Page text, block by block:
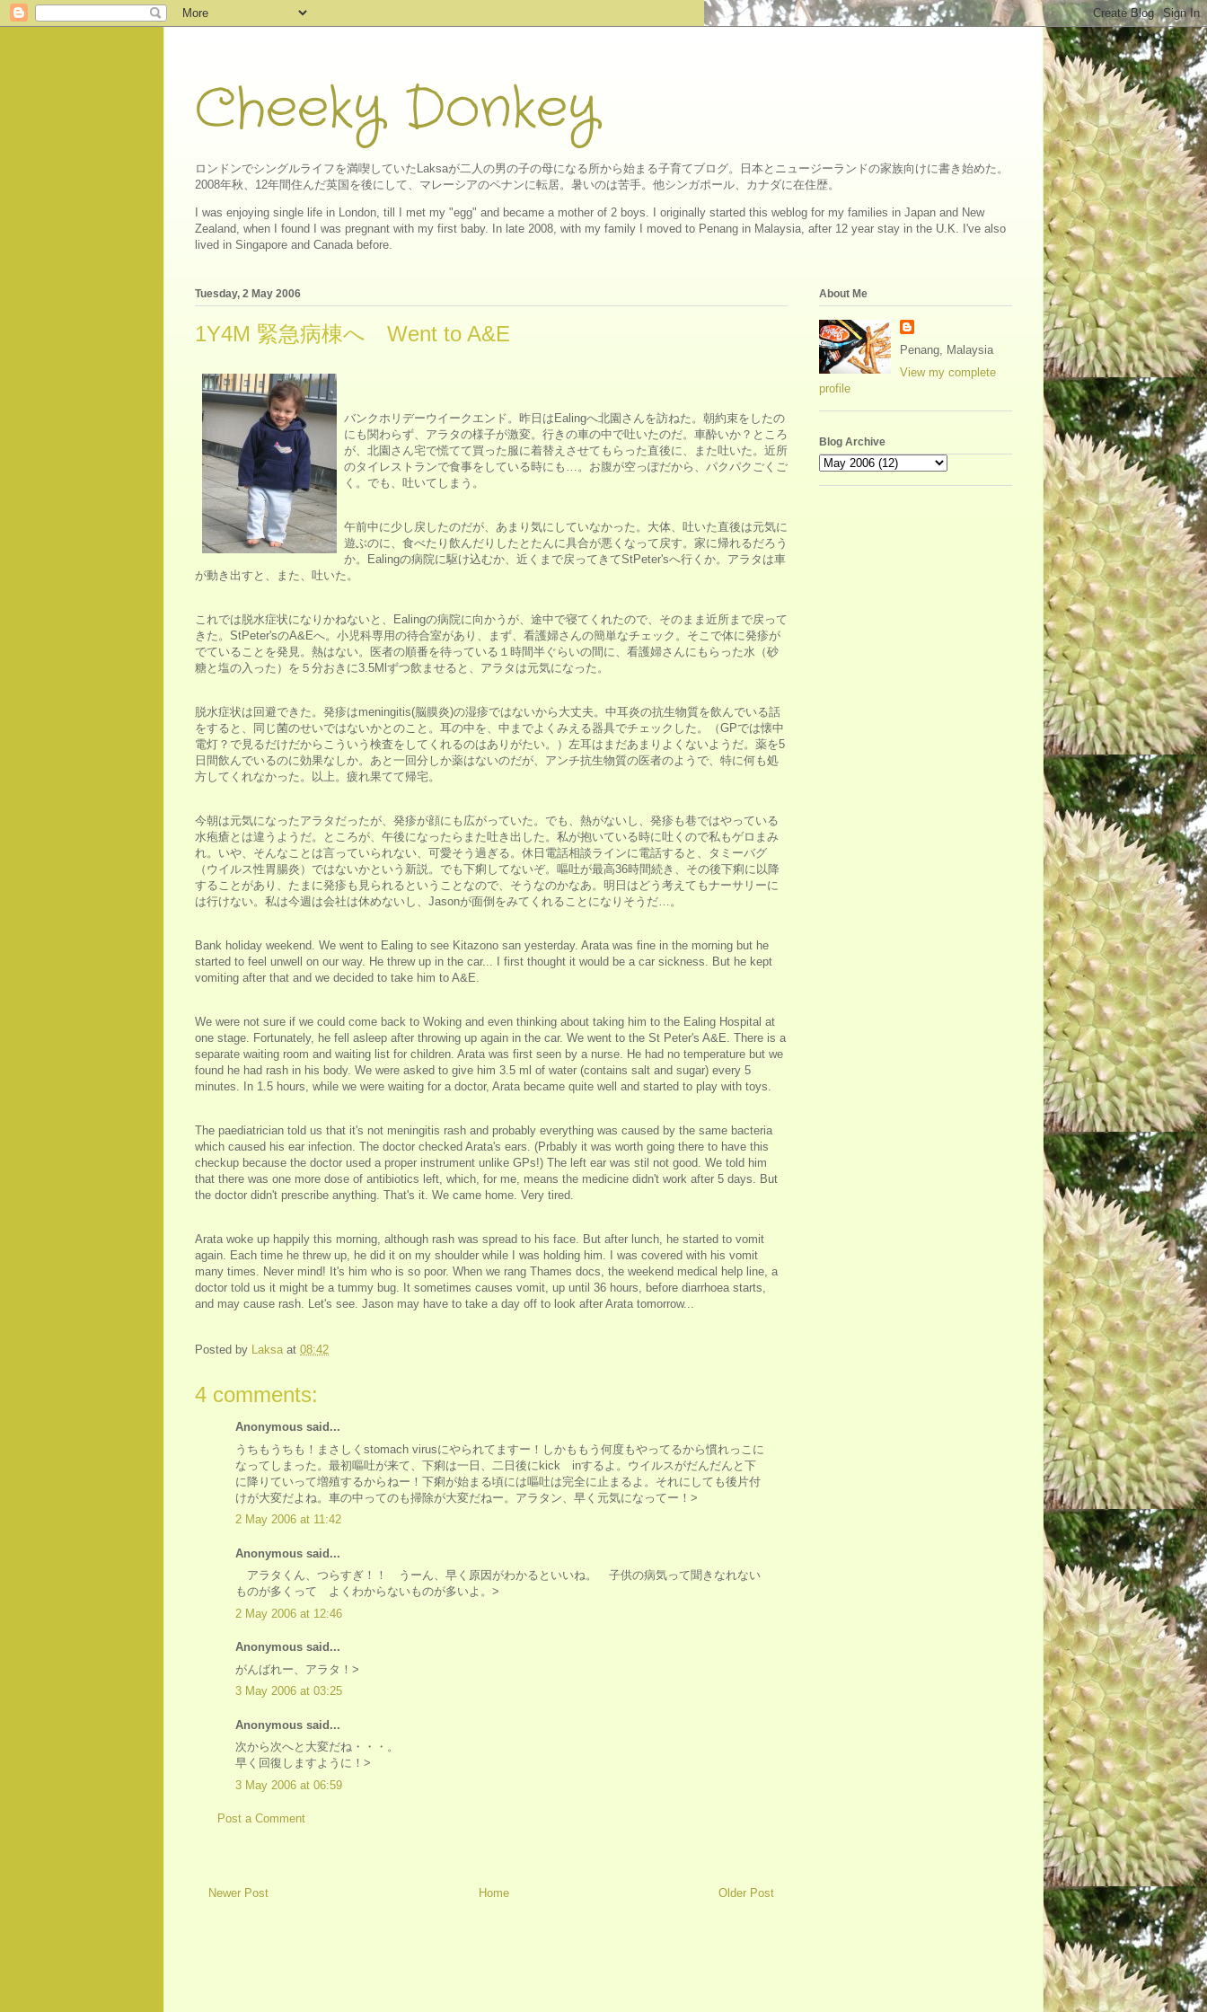
Cheeky Donkey
ロンドンでシングルライフを満喫していたLaksaが二人の男の子の母になる所から始まる子育てブログ。日本とニュージーランドの家族向けに書き始めた。
2008年秋、12年間住んだ英国を後にして、マレーシアのペナンに転居。暑いのは苦手。他シンガポール、カナダに在住歴。
I was enjoying single life in London, till I met my "egg" and became a mother of 2 boys. I originally started this weblog for my families in Japan and New
Zealand, when I found I was pregnant with my first baby. In late 2008, with my family I moved to Penang in Malaysia, after 12 year stay in the U.K. I've also
lived in Singapore and Canada before.
Tuesday, 2 May 2006
1Y4M 緊急病棟へ Went to A&E
バンクホリデーウイークエンド。昨日はEalingへ北園さんを訪ねた。朝約束をしたの
にも関わらず、アラタの様子が激変。行きの車の中で吐いたのだ。車酔いか？ところ
が、北園さん宅で慌てて買った服に着替えさせてもらった直後に、また吐いた。近所
のタイレストランで食事をしている時にも…。お腹が空っぽだから、パクパクごくご
く。でも、吐いてしまう。
午前中に少し戻したのだが、あまり気にしていなかった。大体、吐いた直後は元気に
遊ぶのに、食べたり飲んだりしたとたんに具合が悪くなって戻す。家に帰れるだろう
か。Ealingの病院に駆け込むか、近くまで戻ってきてStPeter'sへ行くか。アラタは車
が動き出すと、また、吐いた。
これでは脱水症状になりかねないと、Ealingの病院に向かうが、途中で寝てくれたので、そのまま近所まで戻って
きた。StPeter'sのA&Eへ。小児科専用の待合室があり、まず、看護婦さんの簡単なチェック。そこで体に発疹が
でていることを発見。熱はない。医者の順番を待っている１時間半ぐらいの間に、看護婦さんにもらった水（砂
糖と塩の入った）を５分おきに3.5Mlずつ飲ませると、アラタは元気になった。
脱水症状は回避できた。発疹はmeningitis(脳膜炎)の湿疹ではないから大丈夫。中耳炎の抗生物質を飲んでいる話
をすると、同じ菌のせいではないかとのこと。耳の中を、中までよくみえる器具でチェックした。（GPでは懐中
電灯？で見るだけだからこういう検査をしてくれるのはありがたい。）左耳はまだあまりよくないようだ。薬を5
日間飲んでいるのに効果なしか。あと一回分しか薬はないのだが、アンチ抗生物質の医者のようで、特に何も処
方してくれなかった。以上。疲れ果てて帰宅。
今朝は元気になったアラタだったが、発疹が顔にも広がっていた。でも、熱がないし、発疹も巷ではやっている
水疱瘡とは違うようだ。ところが、午後になったらまた吐き出した。私が抱いている時に吐くので私もゲロまみ
れ。いや、そんなことは言っていられない、可愛そう過ぎる。休日電話相談ラインに電話すると、タミーバグ
（ウイルス性胃腸炎）ではないかという新説。でも下痢してないぞ。嘔吐が最高36時間続き、その後下痢に以降
することがあり、たまに発疹も見られるということなので、そうなのかなあ。明日はどう考えてもナーサリーに
は行けない。私は今週は会社は休めないし、Jasonが面倒をみてくれることになりそうだ…。
Bank holiday weekend. We went to Ealing to see Kitazono san yesterday. Arata was fine in the morning but he
started to feel unwell on our way. He threw up in the car... I first thought it would be a car sickness. But he kept
vomiting after that and we decided to take him to A&E.
We were not sure if we could come back to Woking and even thinking about taking him to the Ealing Hospital at
one stage. Fortunately, he fell asleep after throwing up again in the car. We went to the St Peter's A&E. There is a
separate waiting room and waiting list for children. Arata was first seen by a nurse. He had no temperature but we
found he had rash in his body. We were asked to give him 3.5 ml of water (contains salt and sugar) every 5
minutes. In 1.5 hours, while we were waiting for a doctor, Arata became quite well and started to play with toys.
The paediatrician told us that it's not meningitis rash and probably everything was caused by the same bacteria
which caused his ear infection. The doctor checked Arata's ears. (Prbably it was worth going there to have this
checkup because the doctor used a proper instrument unlike GPs!) The left ear was stil not good. We told him
that there was one more dose of antibiotics left, which, for me, means the medicine didn't work after 5 days. But
the doctor didn't prescribe anything. That's it. We came home. Very tired.
Arata woke up happily this morning, although rash was spread to his face. But after lunch, he started to vomit
again. Each time he threw up, he did it on my shoulder while I was holding him. I was covered with his vomit
many times. Never mind! It's him who is so poor. When we rang Thames docs, the weekend medical help line, a
doctor told us it might be a tummy bug. It sometimes causes vomit, up until 36 hours, before diarrhoea starts,
and may cause rash. Let's see. Jason may have to take a day off to look after Arata tomorrow...
Posted by Laksa at 08:42
4 comments:
Anonymous said...
うちもうちも！まさしくstomach virusにやられてますー！しかももう何度もやってるから慣れっこに
なってしまった。最初嘔吐が来て、下痢は一日、二日後にkick inするよ。ウイルスがだんだんと下
に降りていって増殖するからねー！下痢が始まる頃には嘔吐は完全に止まるよ。それにしても後片付
けが大変だよね。車の中ってのも掃除が大変だねー。アラタン、早く元気になってー！>
2 May 2006 at 11:42
Anonymous said...
アラタくん、つらすぎ！！ うーん、早く原因がわかるといいね。 子供の病気って聞きなれない
ものが多くって よくわからないものが多いよ。>
2 May 2006 at 12:46
Anonymous said...
がんばれー、アラタ！>
3 May 2006 at 03:25
Anonymous said...
次から次へと大変だね・・・。
早く回復しますように！>
3 May 2006 at 06:59
Post a Comment
Newer Post Older Post
Home
About Me
Penang, Malaysia
View my complete
profile
Blog Archive